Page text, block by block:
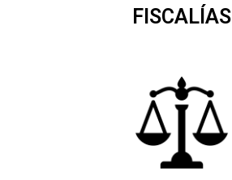
FISCALÍAS